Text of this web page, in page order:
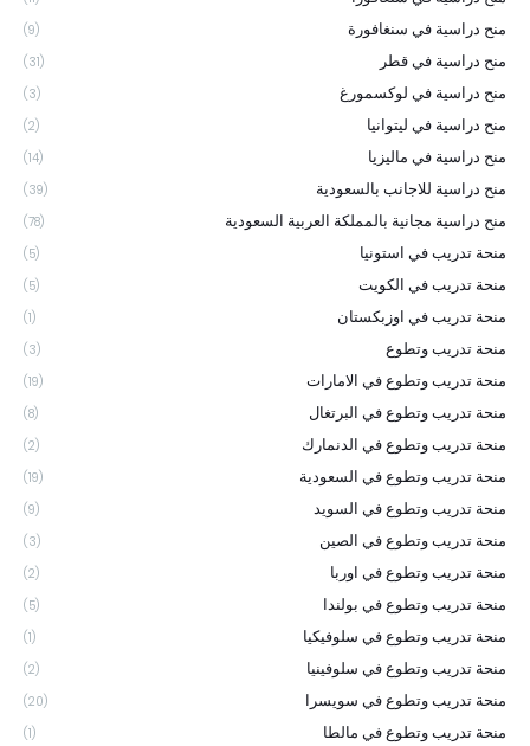
منح دراسية في سنغافورة (9)
منح دراسية في قطر (31)
منح دراسية في لوكسمورغ (3)
منح دراسية في ليتوانيا (2)
منح دراسية في ماليزيا (14)
منح دراسية للاجانب بالسعودية (39)
منح دراسية مجانية بالمملكة العربية السعودية (78)
منحة تدريب في استونيا (5)
منحة تدريب في الكويت (5)
منحة تدريب في اوزبكستان (1)
منحة تدريب وتطوع (3)
منحة تدريب وتطوع في الامارات (19)
منحة تدريب وتطوع في البرتغال (8)
منحة تدريب وتطوع في الدنمارك (2)
منحة تدريب وتطوع في السعودية (19)
منحة تدريب وتطوع في السويد (9)
منحة تدريب وتطوع في الصين (3)
منحة تدريب وتطوع في اوربا (2)
منحة تدريب وتطوع في بولندا (5)
منحة تدريب وتطوع في سلوفيكيا (1)
منحة تدريب وتطوع في سلوفينيا (2)
منحة تدريب وتطوع في سويسرا (20)
منحة تدريب وتطوع في مالطا (1)